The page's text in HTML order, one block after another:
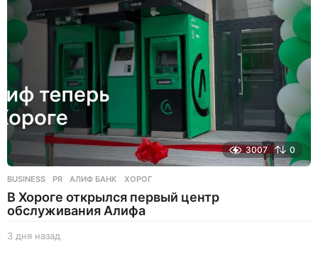
д
3007 0
BUSINESS ,PR АЛИФ БАНК ,ХОРОГ
В Хороге открылся первый центр
обслуживания Алифа
3 дня назад